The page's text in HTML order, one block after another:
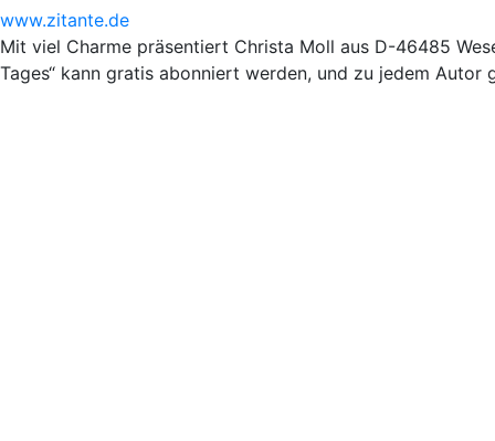
www.zitante.de
Mit viel Charme präsentiert Christa Moll aus D-46485
Tages“ kann gratis abonniert werden, und zu jedem Autor